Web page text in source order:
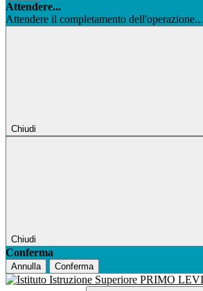
Attendere...
Attendere il completamento dell'operazione...
Chiudi
Chiudi
Conferma
Annulla Conferma